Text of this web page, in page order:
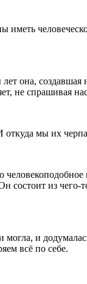
иметь
она,
не спрашивая
мы их
состоит из
могла, и
всё по себе.